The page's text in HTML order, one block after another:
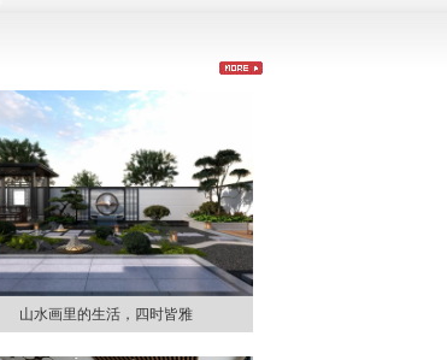
山水画里的生活，四时皆雅